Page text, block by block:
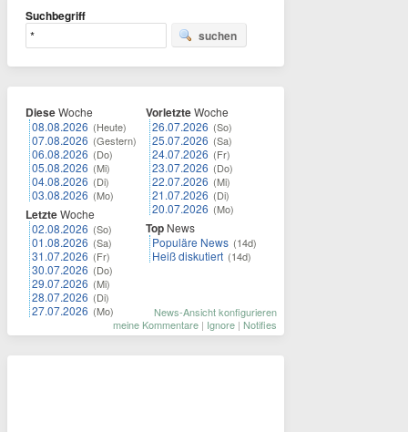
Suchbegriff
suchen
DieseWoche
08.08.2026 (Heute)
07.08.2026 (Gestern)
06.08.2026 (Do)
05.08.2026 (Mi)
04.08.2026 (Di)
03.08.2026 (Mo)
LetzteWoche
02.08.2026 (So)
01.08.2026 (Sa)
31.07.2026 (Fr)
30.07.2026 (Do)
29.07.2026 (Mi)
28.07.2026 (Di)
27.07.2026 (Mo)
VorletzteWoche
26.07.2026 (So)
25.07.2026 (Sa)
24.07.2026 (Fr)
23.07.2026 (Do)
22.07.2026 (Mi)
21.07.2026 (Di)
20.07.2026 (Mo)
Top News
Populäre News (14d)
Heiß diskutiert (14d)
News-Ansicht konfigurieren
meine Kommentare | Ignore | Notifies